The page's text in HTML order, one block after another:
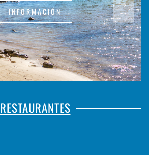
INFORMACIÓN
RESTAURANTES